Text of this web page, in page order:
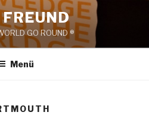
GO ROUND ®
Menü